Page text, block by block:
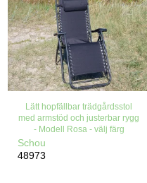
Lätt hopfällbar trädgårdsstol
med armstöd och justerbar rygg
- Modell Rosa - välj färg
Schou
48973